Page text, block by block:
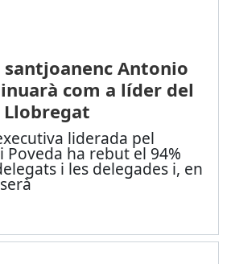
santjoanenc Antonio
com a líder del
Llobregat
liderada pel
ha rebut el 94%
i les delegades i, en